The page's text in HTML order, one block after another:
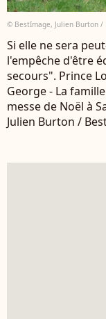
© BestImage, Julien Burton /
Si elle ne sera
l'empêche d'être
secours". Prince
George - La
messe de Noël à
Julien Burton /